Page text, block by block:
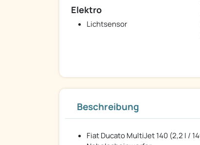
Elektro
Lichtsensor
Beschreibung
Fiat Ducato MultiJet 140 (2,2 l /